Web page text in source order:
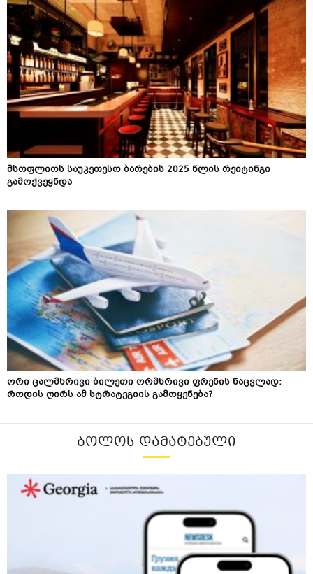
მსოფლიოს საუკეთესო ბარების 2025 წლის რეიტინგი
გამოქვეყნდა
ორი ცალმხრივი ბილეთი ორმხრივი ფრენის ნაცვლად:
როდის ღირს ამ სტრატეგიის გამოყენება?
ᲑᲝᲚᲝᲡ ᲓᲐᲛᲐᲢᲔᲑᲣᲚᲘ